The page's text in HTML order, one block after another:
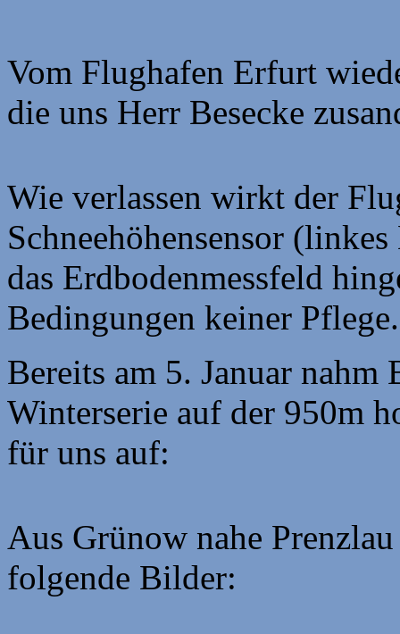
Vom Flughafen Erfurt
die uns Herr Besecke
Wie verlassen wirkt der
Schneehöhensensor
das Erdbodenmessfeld
Bedingungen keiner Pflege.
Bereits am 5. Januar nahm
Winterserie auf der 950m
für uns auf:
Aus Grünow nahe
folgende Bilder: